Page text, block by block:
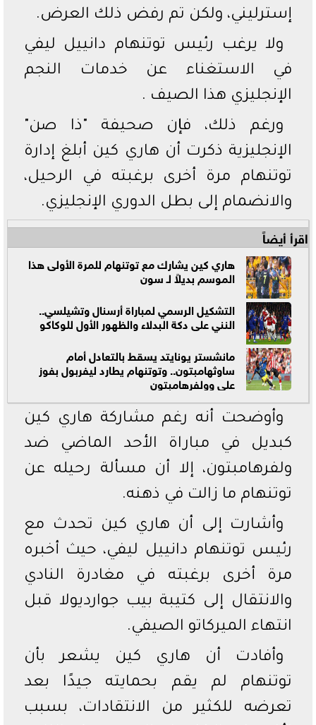
إسترليني، ولكن تم رفض ذلك العرض.
ولا يرغب رئيس توتنهام دانييل ليفي
في الاستغناء عن خدمات النجم
الإنجليزي هذا الصيف .
ورغم ذلك، فإن صحيفة "ذا صن"
الإنجليزية ذكرت أن هاري كين أبلغ إدارة
توتنهام مرة أخرى برغبته في الرحيل،
والانضمام إلى بطل الدوري الإنجليزي.
اقرأ أيضاً
هاري كين يشارك مع توتنهام للمرة الأولى هذا
الموسم بديلاً لـ سون
التشكيل الرسمي لمباراة أرسنال وتشيلسي..
النني على دكة البدلاء والظهور الأول للوكاكو
مانشستر يونايتد يسقط بالتعادل أمام
ساوثهامبتون.. وتوتنهام يطارد ليفربول بفوز
على وولفرهامبتون
وأوضحت أنه رغم مشاركة هاري كين
كبديل في مباراة الأحد الماضي ضد
ولفرهامبتون، إلا أن مسألة رحيله عن
توتنهام ما زالت في ذهنه.
وأشارت إلى أن هاري كين تحدث مع
رئيس توتنهام دانييل ليفي، حيث أخبره
مرة أخرى برغبته في مغادرة النادي
والانتقال إلى كتيبة بيب جوارديولا قبل
انتهاء الميركاتو الصيفي.
وأفادت أن هاري كين يشعر بأن
توتنهام لم يقم بحمايته جيدًا بعد
تعرضه للكثير من الانتقادات، بسبب